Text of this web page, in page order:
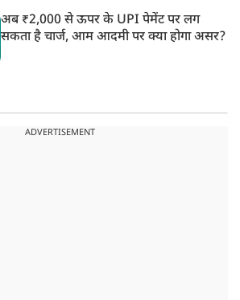
अब ₹2,000 से ऊपर के UPI पेमेंट पर लग
सकता है चार्ज, आम आदमी पर क्या होगा असर?
ADVERTISEMENT